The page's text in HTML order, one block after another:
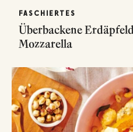
FASCHIERTES
Überbackene
Mozzarella